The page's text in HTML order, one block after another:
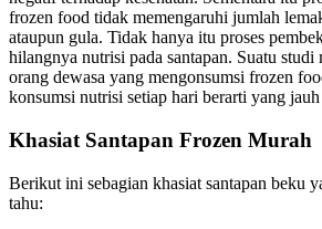
frozen food tidak memengaruhi jumlah
ataupun gula. Tidak hanya itu proses
hilangnya nutrisi pada santapan. Suatu studi
orang dewasa yang mengonsumsi frozen
konsumsi nutrisi setiap hari berarti yang jauh
Khasiat Santapan Frozen Murah
Berikut ini sebagian khasiat santapan beku
tahu: